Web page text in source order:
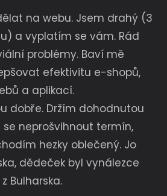
na webu. Jsem drahý (3
a vyplatím se vám. Rád
problémy. Baví mě
efektivitu e-shopů,
a aplikací.
dobře. Držím dohodnutou
se neprošvihnout termín,
hezky oblečený. Jo
dědeček byl vynálezce
z Bulharska.